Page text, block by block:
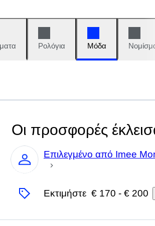
Ρολόγια Μόδα
Οι προσφορές
Ειδικός
Επιλεγμένο από Imee
Εκτιμήστε € 170 - € 200